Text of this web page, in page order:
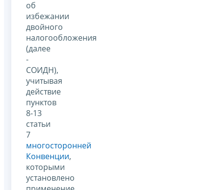
об
избежании
двойного
налогообложения
(далее
-
СОИДН),
учитывая
действие
пунктов
8-13
статьи
7
многосторонней
Конвенции,
которыми
установлено